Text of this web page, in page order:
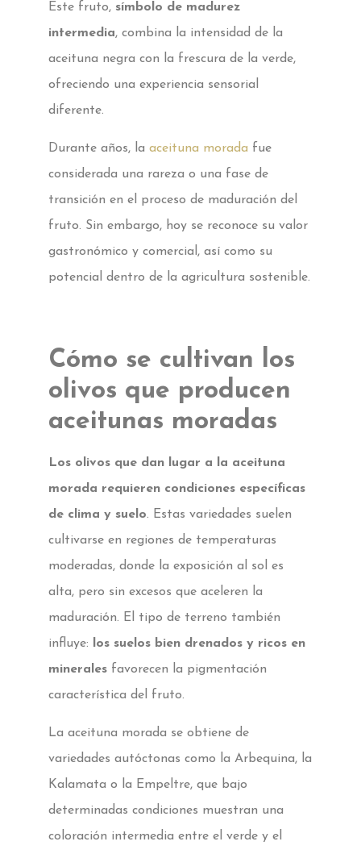
Este fruto, símbolo de madurez
intermedia, combina la intensidad de la
aceituna negra con la frescura de la verde,
ofreciendo una experiencia sensorial
diferente.
Durante años, la aceituna morada fue
considerada una rareza o una fase de
transición en el proceso de maduración del
fruto. Sin embargo, hoy se reconoce su valor
gastronómico y comercial, así como su
potencial dentro de la agricultura sostenible.
Cómo se cultivan los
olivos que producen
aceitunas moradas
Los olivos que dan lugar a la aceituna
morada requieren condiciones específicas
de clima y suelo. Estas variedades suelen
cultivarse en regiones de temperaturas
moderadas, donde la exposición al sol es
alta, pero sin excesos que aceleren la
maduración. El tipo de terreno también
influye:
los suelos bien drenados y ricos en
minerales favorecen la pigmentación
característica del fruto.
La aceituna morada se obtiene de
variedades autóctonas como la Arbequina, la
Kalamata o la Empeltre, que bajo
determinadas condiciones muestran una
coloración intermedia entre el verde y el